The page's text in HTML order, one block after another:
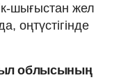
шығыстан жел
оңтүстігінде
облысының